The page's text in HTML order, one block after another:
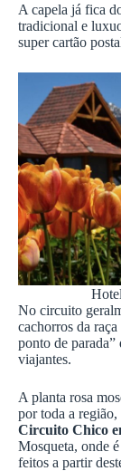
A capela já fica
tradicional e
super cartão
No circuito
cachorros da
ponto de parada”
viajantes.
A planta rosa
por toda a
Circuito Chico
Mosqueta, onde
feitos a partir